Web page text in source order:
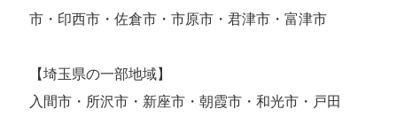
市・印西市・佐倉市・市原市・君津市・富津市
【埼玉県の一部地域】
入間市・所沢市・新座市・朝霞市・和光市・戸田